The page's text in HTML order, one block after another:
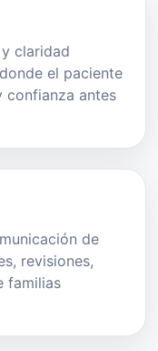
claridad
el paciente
confianza antes
de
revisiones,
familias